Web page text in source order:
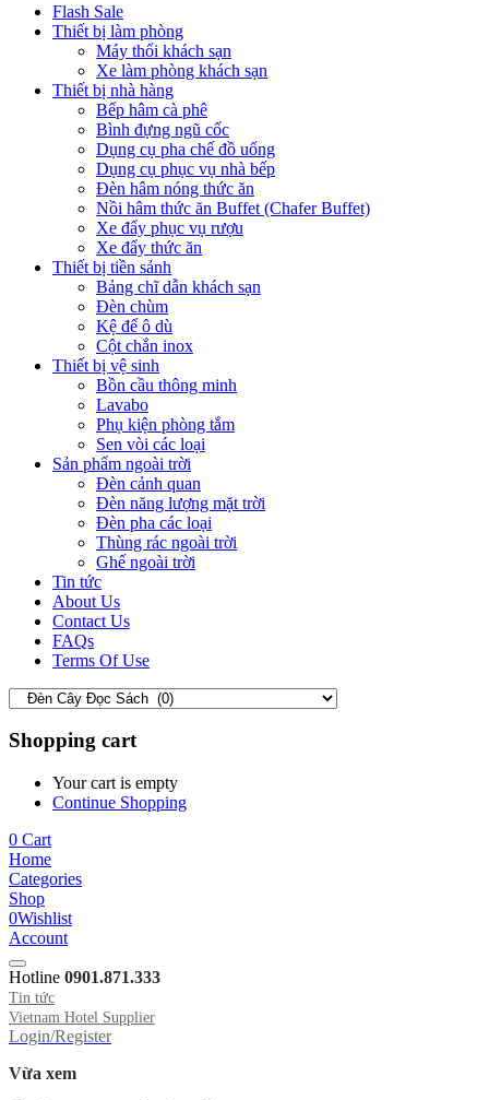
Flash Sale
Thiết bị làm phòng
Máy thổi khách sạn
Xe làm phòng khách sạn
Thiết bị nhà hàng
Bếp hâm cà phê
Bình đựng ngũ cốc
Dụng cụ pha chế đồ uống
Dụng cụ phục vụ nhà bếp
Đèn hâm nóng thức ăn
Nồi hâm thức ăn Buffet (Chafer Buffet)
Xe đẩy phục vụ rượu
Xe đẩy thức ăn
Thiết bị tiền sảnh
Bảng chĩ dẫn khách sạn
Đèn chùm
Kệ để ô dù
Cột chắn inox
Thiết bị vệ sinh
Bồn cầu thông minh
Lavabo
Phụ kiện phòng tắm
Sen vòi các loại
Sản phẩm ngoài trời
Đèn cảnh quan
Đèn năng lượng mặt trời
Đèn pha các loại
Thùng rác ngoài trời
Ghế ngoài trời
Tin tức
About Us
Contact Us
FAQs
Terms Of Use
Shopping cart
Your cart is empty
Continue Shopping
0 Cart
Home
Categories
Shop
0Wishlist
Account
Hotline 0901.871.333
Tin tức
Vietnam Hotel Supplier
Login/Register
Vừa xem